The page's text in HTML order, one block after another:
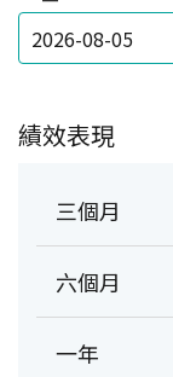
績效表現
三個月
六個月
一年